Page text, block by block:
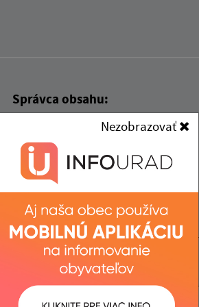
Nezobrazovať
Správca obsahu:
Správca obsahu je Obec Kysak.
Vytvorené v súlade s
dizajn manuálom elektronických
služieb.